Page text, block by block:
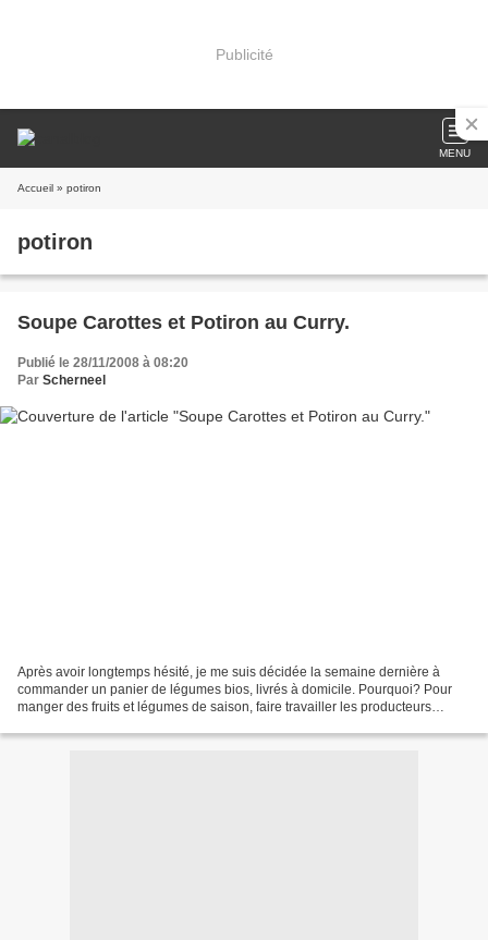
Publicité
MENU
Accueil » potiron
potiron
Soupe Carottes et Potiron au Curry.
Publié le 28/11/2008 à 08:20
Par Scherneel
Après avoir longtemps hésité, je me suis décidée la semaine dernière à
commander un panier de légumes bios, livrés à domicile. Pourquoi? Pour
manger des fruits et légumes de saison, faire travailler les producteurs